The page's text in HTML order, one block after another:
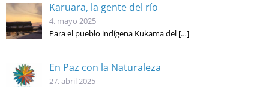
Karuara, la gente del río
4. mayo 2025
Para el pueblo indígena Kukama del […]
En Paz con la Naturaleza
27. abril 2025